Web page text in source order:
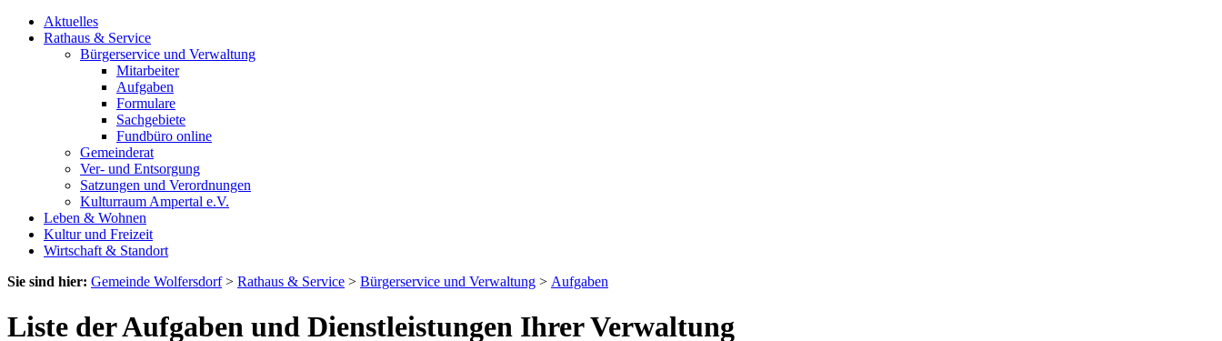
Aktuelles
Rathaus & Service
Bürgerservice und Verwaltung
Mitarbeiter
Aufgaben
Formulare
Sachgebiete
Fundbüro online
Gemeinderat
Ver- und Entsorgung
Satzungen und Verordnungen
Kulturraum Ampertal e.V.
Leben & Wohnen
Kultur und Freizeit
Wirtschaft & Standort
Sie sind hier: Gemeinde Wolfersdorf> Rathaus & Service > Bürgerservice und Verwaltung > Aufgaben
Liste der Aufgaben und Dienstleistungen Ihrer Verwaltung